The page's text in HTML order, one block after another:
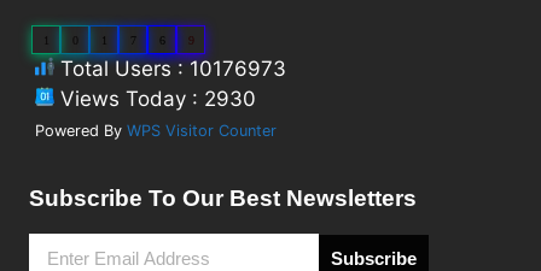
1 1 7 6 9
Total Users : 10176973
Views Today : 2930
Powered By WPS Visitor Counter
Subscribe To Our Best Newsletters
Subscribe